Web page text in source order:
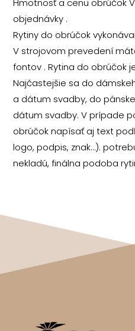
Hmotnosť a cenu obrúčok
objednávky .
Rytiny do obrúčok
V strojovom prevedení
fontov . Rytina do obrúčok je
Najčastejšie sa do
a dátum svadby, do
dátum svadby. V prípade
obrúčok napísať aj text
logo, podpis, znak…).
nekladú, finálna podoba